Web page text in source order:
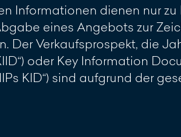
Informationen dienen nur
eines Angebots zur
Der Verkaufsprospekt, die
oder Key Information
KID“) sind aufgrund der